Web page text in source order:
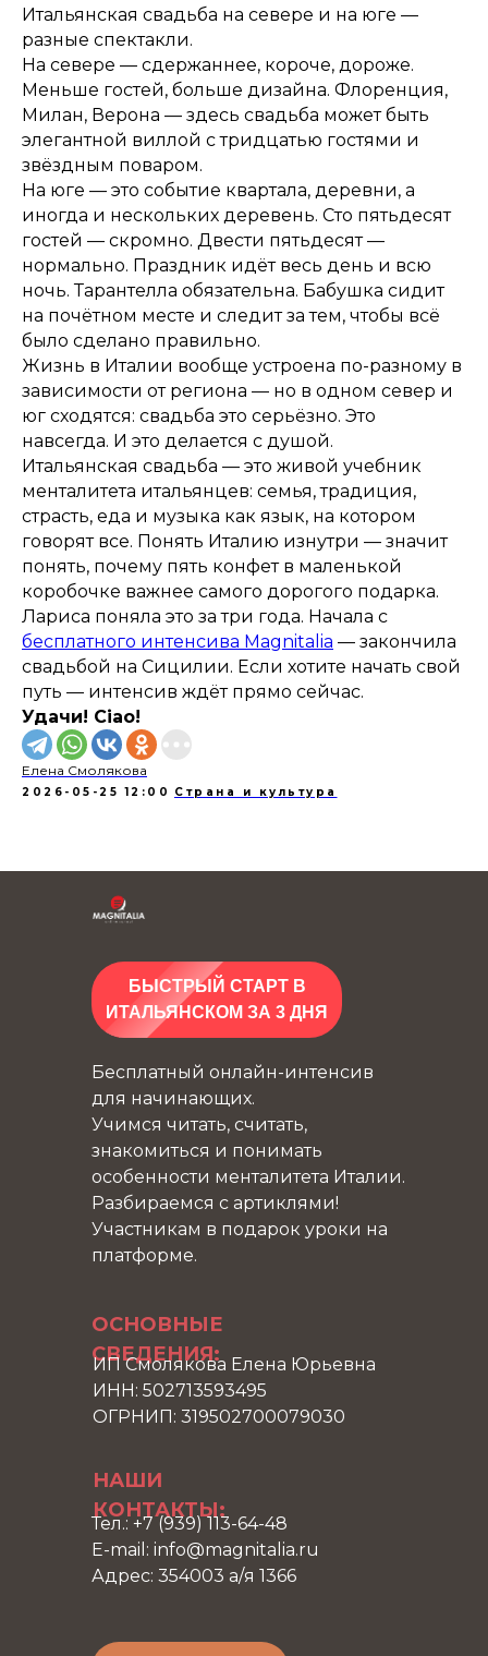
Итальянская свадьба на севере и на юге —
разные спектакли.
На севере — сдержаннее, короче, дороже.
Меньше гостей, больше дизайна. Флоренция,
Милан, Верона — здесь свадьба может быть
элегантной виллой с тридцатью гостями и
звёздным поваром.
На юге — это событие квартала, деревни, а
иногда и нескольких деревень. Сто пятьдесят
гостей — скромно. Двести пятьдесят —
нормально. Праздник идёт весь день и всю
ночь. Тарантелла обязательна. Бабушка сидит
на почётном месте и следит за тем, чтобы всё
было сделано правильно.
Жизнь в Италии вообще устроена по-разному в
зависимости от региона — но в одном север и
юг сходятся: свадьба это серьёзно. Это
навсегда. И это делается с душой.
Итальянская свадьба — это живой учебник
менталитета итальянцев: семья, традиция,
страсть, еда и музыка как язык, на котором
говорят все. Понять Италию изнутри — значит
понять, почему пять конфет в маленькой
коробочке важнее самого дорогого подарка.
Лариса поняла это за три года. Начала с
бесплатного интенсива Magnitalia — закончила
свадьбой на Сицилии. Если хотите начать свой
путь — интенсив ждёт прямо сейчас.
Удачи! Ciao!
Елена Смолякова
2026-05-25 12:00 Страна и культура
БЫСТРЫЙ СТАРТ В
ИТАЛЬЯНСКОМ ЗА 3 ДНЯ
ОСНОВНЫЕ
СВЕДЕНИЯ:
НАШИ
КОНТАКТЫ:
ИП Смолякова Елена Юрьевна
ИНН: 502713593495
ОГРНИП: 319502700079030
Бесплатный онлайн-интенсив
для начинающих.
Учимся читать, считать,
знакомиться и понимать
особенности менталитета Италии.
Разбираемся с артиклями!
Участникам в подарок уроки на
платформе.
Тел.: +7 (939) 113-64-48
E-mail: info@magnitalia.ru
Адрес: 354003 а/я 1366